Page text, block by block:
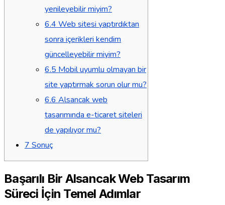
yenileyebilir miyim?
6.4 Web sitesi yaptırdıktan
sonra içerikleri kendim
güncelleyebilir miyim?
6.5 Mobil uyumlu olmayan bir
site yaptırmak sorun olur mu?
6.6 Alsancak web
tasarımında e-ticaret siteleri
de yapılıyor mu?
7 Sonuç
Başarılı Bir Alsancak Web Tasarım
Süreci İçin Temel Adımlar